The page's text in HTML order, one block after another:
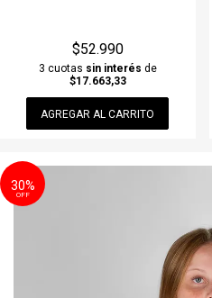
$52.990
3 cuotas sin interés de
$17.663,33
AGREGAR AL CARRITO
30%
OFF